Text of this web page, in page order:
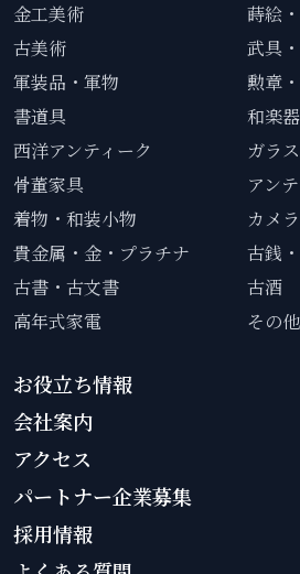
金工美術
蒔絵
古美術
武具
軍装品・軍物
勲章
書道具
和楽器
西洋アンティーク
ガラ
骨董家具
アン
着物・和装小物
カメ
貴金属・金・プラチナ
古銭
古書・古文書
古酒
高年式家電
その他
お役立ち情報
会社案内
アクセス
パートナー企業募集
採用情報